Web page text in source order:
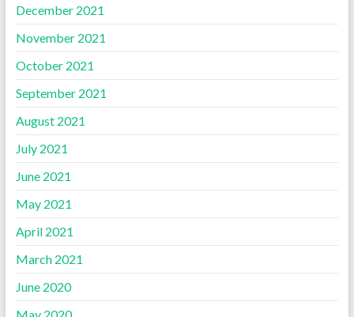
December 2021
November 2021
October 2021
September 2021
August 2021
July 2021
June 2021
May 2021
April 2021
March 2021
June 2020